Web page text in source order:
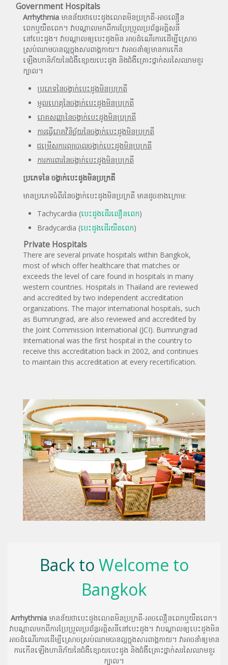
Government Hospitals
Arrhythmia មានន័យថាបេះដូងលោតមិនប្រក្រតី-អាចលឿន
ពេកឬយឺតពេក។ វាបណ្តាលមកពីការប្រែប្រួលប្រព័ន្ធអគ្គិសនី
នៅបេះដូង។ វាបណ្តាលឲ្យបេះដូងមិន អាច​​ដំណើរការដើម្បីស្រោច
ស្រប់ឈាមបានល្អក្នុងសារពាង្គកាយ។ វាអាចនាំឲ្យមានការកើន
ឡើងហានិភ័យនៃជំងឺខ្សោយបេះដូង និងជំងឺគ្រោះថ្នាក់សរសៃឈាមខួរ
ក្បាល។
ប្រភេទនៃចង្វាក់បេះដូងមិនប្រក្រតី
មូលហេតុនៃចង្វាក់បេះដូងមិនប្រក្រតី
រោគសញ្ញានៃចង្វាក់បេះដូងមិនប្រក្រតី
ការធ្វើរោគវិនិច្ឆ័យនៃចង្វាក់បេះដូងមិនប្រក្រតី
ជម្រើសការព្យាបាលចង្វាក់បេះដូងមិនប្រក្រតី
ការការពារនៃចង្វាក់បេះដូងមិនប្រក្រតី
ប្រភេទនៃ ចង្វាក់បេះដូងមិនប្រក្រតី
មានប្រភេទធំពីរនៃចង្វាក់បេះដូងមិនប្រក្រតី មានដូចខាងក្រោម:
Tachycardia (បេះដូងដើរលឿនពេក)
Bradycardia (បេះដូងដើរយឺតពេក)
Private Hospitals
There are several private hospitals within Bangkok,
most of which offer healthcare that matches or
exceeds the level of care found in hospitals in many
western countries. Hospitals in Thailand are reviewed
and accredited by two independent accreditation
organizations. The major international hospitals, such
as Bumrungrad, are also reviewed and accredited by
the Joint Commission International (JCI). Bumrungrad
International was the first hospital in the country to
receive this accreditation back in 2002, and continues
to maintain this accreditation at every recertification.
Back to Welcome to
Bangkok
Arrhythmia មានន័យថាបេះដូងលោតមិនប្រក្រតី-អាចលឿនពេកឬយឺតពេក។
វាបណ្តាលមកពីការប្រែប្រួលប្រព័ន្ធអគ្គិសនីនៅបេះដូង។ វាបណ្តាលឲ្យបេះដូងមិន
អាច​​ដំណើរការដើម្បីស្រោចស្រប់ឈាមបានល្អក្នុងសារពាង្គកាយ។ វាអាចនាំឲ្យមាន
ការកើនឡើងហានិភ័យនៃជំងឺខ្សោយបេះដូង និងជំងឺគ្រោះថ្នាក់សរសៃឈាមខួរ
ក្បាល។